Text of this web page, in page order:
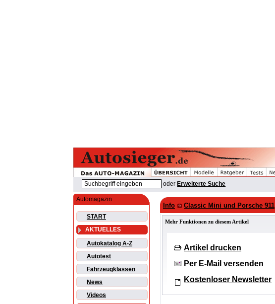
oder Erweiterte Suche
Automagazin
START
AKTUELLES
Autokatalog A-Z
Autotest
Fahrzeugklassen
News
Videos
Info Classic Mini und Porsche 911
Mehr Funktionen zu diesem Artikel
Artikel drucken
Per E-Mail versenden
Kostenloser Newsletter